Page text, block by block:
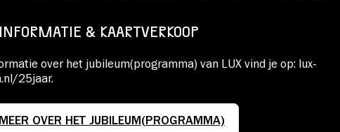
& KAARTVERKOOP
over het jubileum(programma) van LUX vind je op: lux-
25jaar.
OVER HET JUBILEUM(PROGRAMMA)